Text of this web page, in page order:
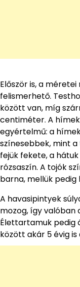
Először is, a
felismerhető.
között van, míg
centiméter. A
egyértelmű: a
színesebbek, mint
fejük fekete, a
rózsaszín. A tojók
barna, mellük pedig
A havasipintyek
mozog, így valóban
Élettartamuk pedig
között akár 5 évig is